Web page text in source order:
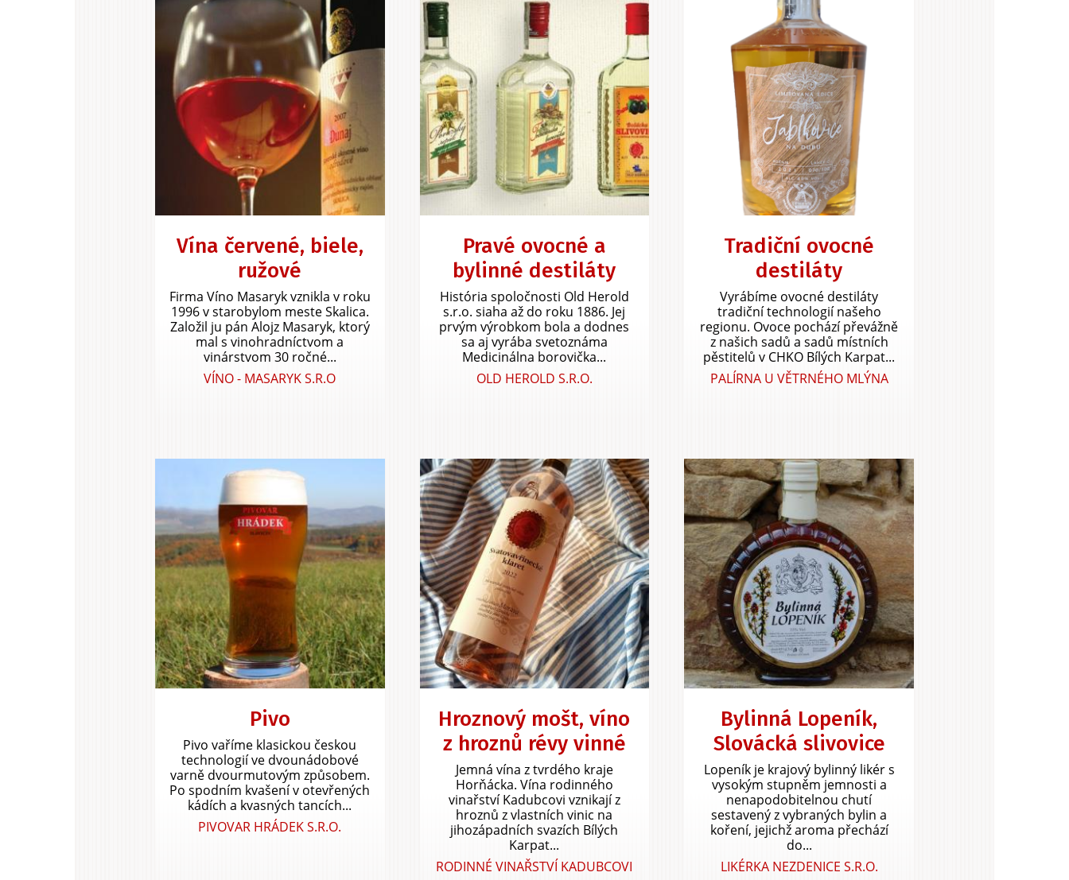
Vína červené, biele,
ružové
Firma Víno Masaryk vznikla v roku
1996 v starobylom meste Skalica.
Založil ju pán Alojz Masaryk, ktorý
mal s vinohradníctvom a
vinárstvom 30 ročné...
VÍNO - MASARYK S.R.O
Pravé ovocné a
bylinné destiláty
História spoločnosti Old Herold
s.r.o. siaha až do roku 1886. Jej
prvým výrobkom bola a dodnes
sa aj vyrába svetoznáma
Medicinálna borovička...
OLD HEROLD S.R.O.
Tradiční ovocné
destiláty
Vyrábíme ovocné destiláty
tradiční technologií našeho
regionu. Ovoce pochází převážně
z našich sadů a sadů místních
pěstitelů v CHKO Bílých Karpat...
PALÍRNA U VĚTRNÉHO MLÝNA
Pivo
Pivo vaříme klasickou českou
technologií ve dvounádobové
varně dvourmutovým způsobem.
Po spodním kvašení v otevřených
kádích a kvasných tancích...
PIVOVAR HRÁDEK S.R.O.
Hroznový mošt, víno
z hroznů révy vinné
Jemná vína z tvrdého kraje
Horňácka. Vína rodinného
vinařství Kadubcovi vznikají z
hroznů z vlastních vinic na
jihozápadních svazích Bílých
Karpat...
RODINNÉ VINAŘSTVÍ KADUBCOVI
Bylinná Lopeník,
Slovácká slivovice
Lopeník je krajový bylinný likér s
vysokým stupněm jemnosti a
nenapodobitelnou chutí
sestavený z vybraných bylin a
koření, jejichž aroma přechází
do...
LIKÉRKA NEZDENICE S.R.O.